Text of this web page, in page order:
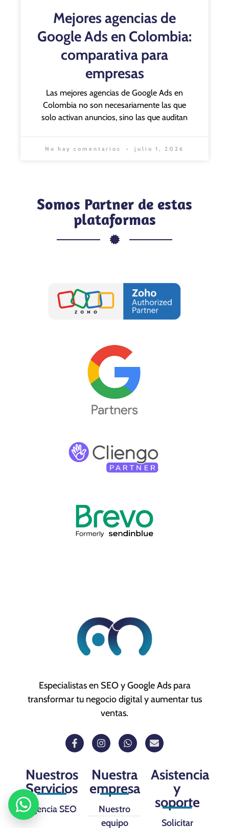
Mejores agencias de
Google Ads en Colombia:
comparativa para
empresas
Las mejores agencias de Google Ads en
Colombia no son necesariamente las que
solo activan anuncios, sino las que auditan
No hay comentarios julio 1, 2026
Somos Partner de estas
plataformas
Especialistas en SEO y Google Ads para
transformar tu negocio digital y aumentar tus
ventas.
Nuestros
Servicios
Agencia SEO
Nuestra
empresa
Nuestro
equipo
Asistencia
y
soporte
Solicitar